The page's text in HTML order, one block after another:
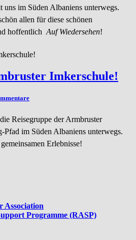
uns im Süden Albaniens unterwegs.
allen für diese schönen
hoffentlich Auf Wiedersehen!
Imkerschule!
Reisegruppe der Armbruster
im Süden Albaniens unterwegs.
Erlebnisse!
Association
Programme (RASP)